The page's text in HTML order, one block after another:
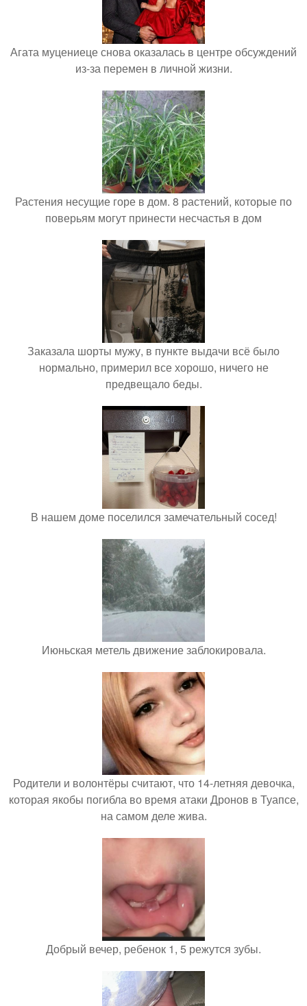
Агата муцениеце снова оказалась в центре обсуждений
из-за перемен в личной жизни.
Растения несущие горе в дом. 8 растений, которые по
поверьям могут принести несчастья в дом
Заказала шорты мужу, в пункте выдачи всё было
нормально, примерил все хорошо, ничего не
предвещало беды.
В нашем доме поселился замечательный сосед!
Июньская метель движение заблокировала.
Родители и волонтёры считают, что 14-летняя девочка,
которая якобы погибла во время атаки Дронов в Туапсе,
на самом деле жива.
Добрый вечер, ребенок 1, 5 режутся зубы.